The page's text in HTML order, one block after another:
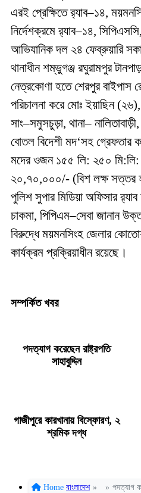
এরই প্রেক্ষিতে র‌্যাব–১৪,
নির্দেশক্রমে র‌্যাব–১৪,
আভিযানিক দল ২৪ ফেব্রুয়ারি
থানাধীন শম্ভুগঞ্জ রঘুরামপুর
নেত্রকোণা হতে শেরপুর বাইপাস
পরিচালনা করে মোঃ ইয়াছিন
সাং–সমুসচুড়া, থানা–
বোতল বিদেশী মদ‘সহ গ্রেফতার
মদের ওজন ১৫৫ লি: ২৫০ মি:লি:
২০,৭০,০০০/- (বিশ লক্ষ সত্তর
পুলিশ সুপার মিডিয়া অফিসার
চাকমা, পিপিএম–সেবা জানান
বিরুদ্ধে ময়মনসিংহ জেলার
কার্যক্রম প্রক্রিয়াধীন রয়েছে।
সম্পর্কিত খবর
পদত্যাগ করেছেন রাষ্ট্রপতি
সাহাবুদ্দিন
গাজীপুরে কারখানায় বিস্ফোরণ, ২
শ্রমিক দগ্ধ
Home বাংলাদেশ » » পদত্যাগ